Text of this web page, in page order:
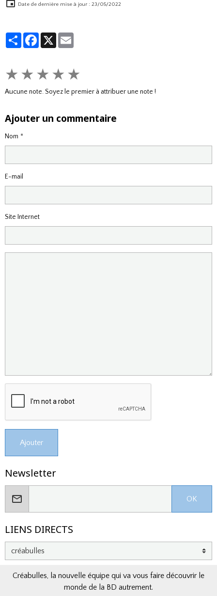
Date de dernière mise à jour : 23/05/2022
PartagerFacebook
X
★ ★ ★ ★ ★
Aucune note. Soyez le premier à attribuer une note !
Ajouter un commentaire
Nom
E-mail
Site Internet
Ajouter
Newsletter
OK
LIENS DIRECTS
Créabulles, la nouvelle équipe qui va vous faire découvrir le
monde de la BD autrement.